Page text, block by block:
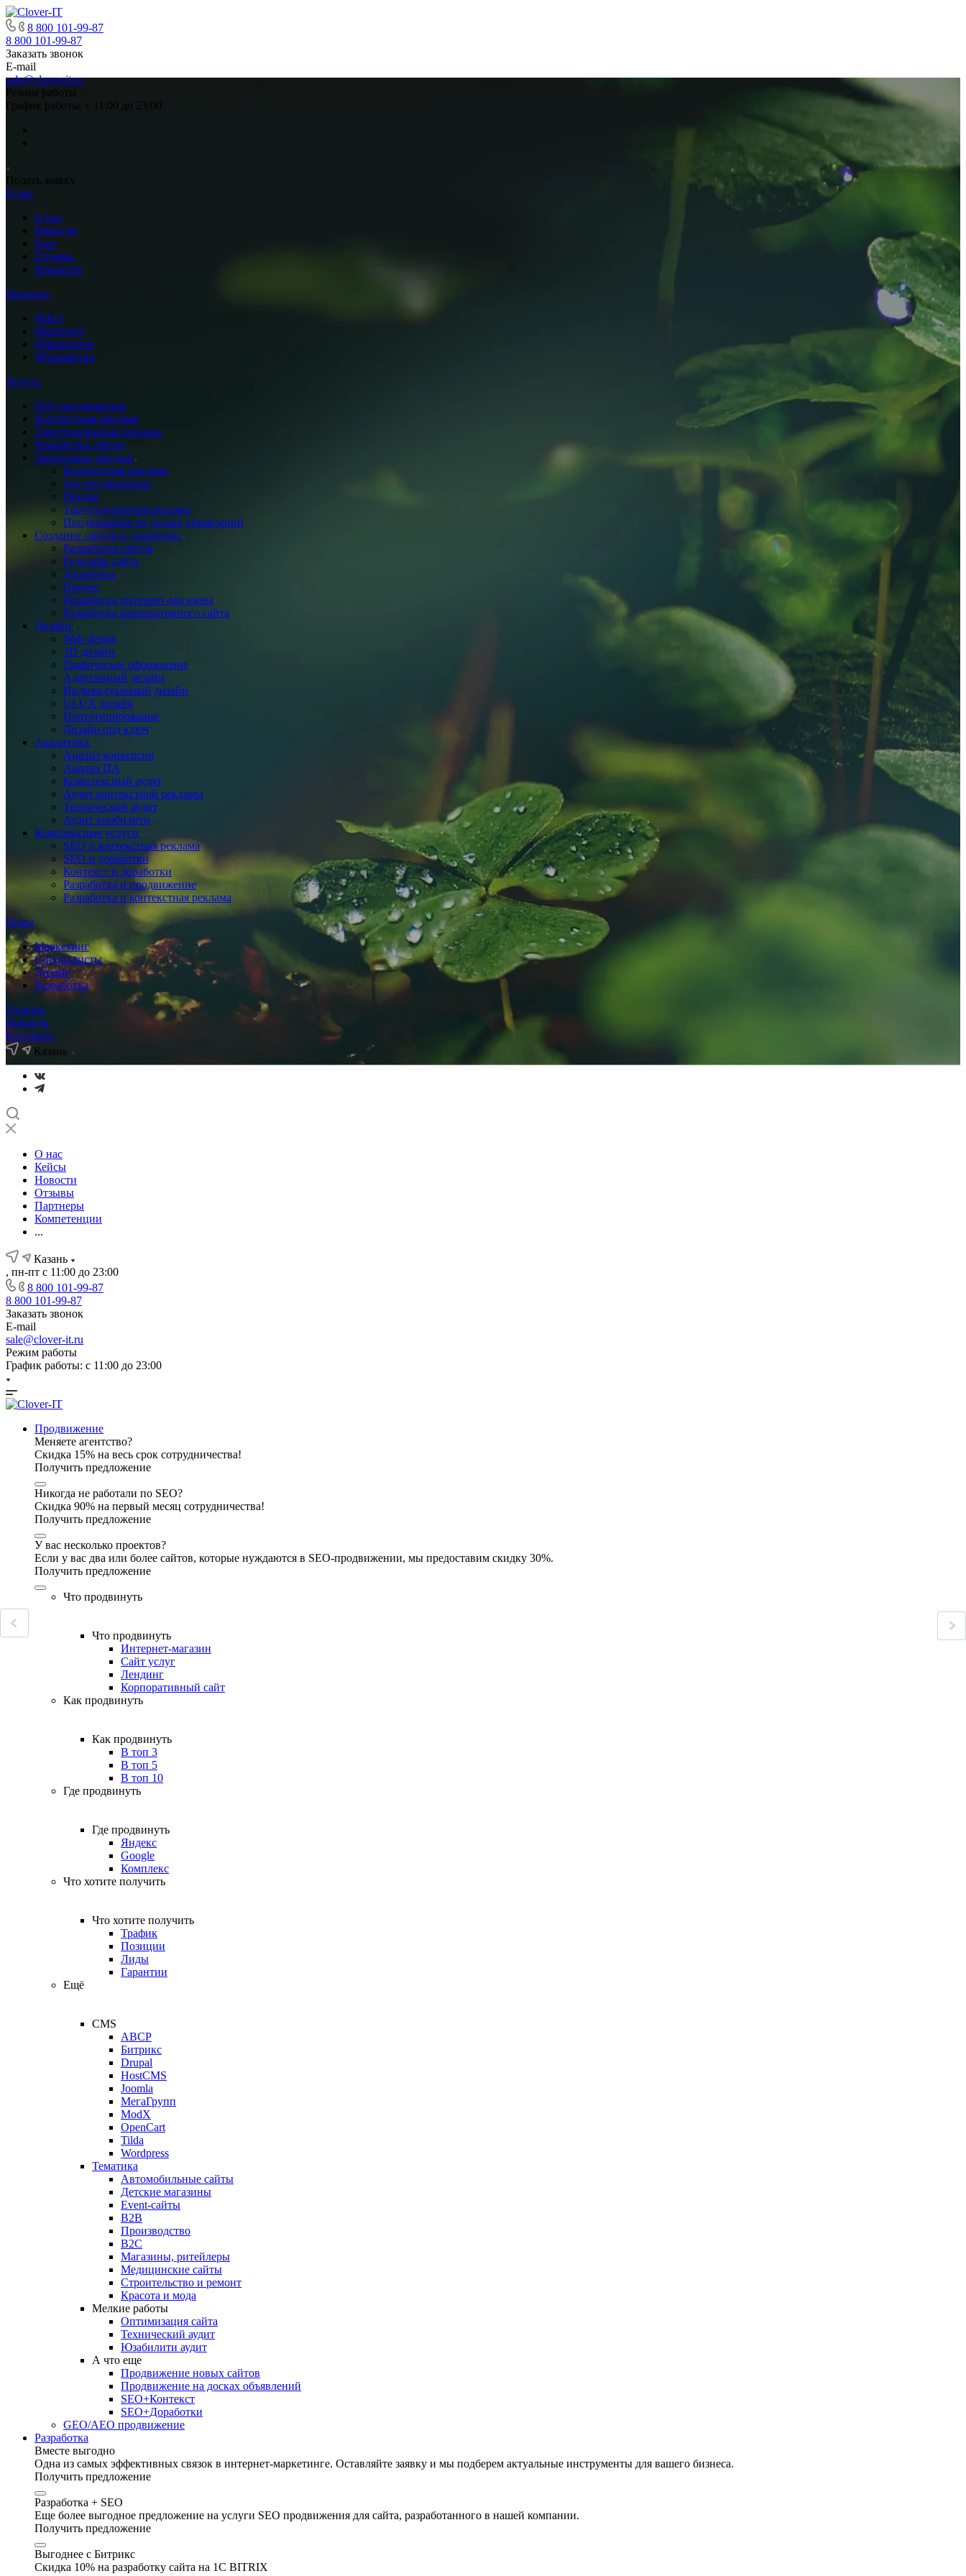
8 800 101-99-87
8 800 101-99-87
Заказать звонок
E-mail
sale@clover-it.ru
Подать заявку
О нас
О нас
Новости
Блог
Отзывы
Вакансии
Проекты
#SEO
#Контекст
#Маркетинг
#Разработка
Услуги
SEO продвижение
Контекстная реклама
Таргетированная реклама
Разработка сайтов
Увеличение продаж
Контекстная реклама
Seo-продвижение
Прочее
Таргетированная реклама
Продвижение на досках объявлений
Создание сайтов и доработки
Разработка сайтов
Редизайн сайта
Доработка
Прочее
Разработка интернет-магазина
Разработка корпоративного сайта
Дизайн
Web design
3D дизайн
Графическое оформление
Адаптивный дизайн
Индивидуальный дизайн
UI‑UX дизайн
Прототипирование
Дизайн под ключ
Аналитика
Анализ конверсии
Анализ ЦА
Комплексный аудит
Аудит контекстной рекламы
Технический аудит
Аудит юзабилити
Комплексные услуги
SEO и контекстная реклама
SEO и доработки
Контекст и доработки
Разработка и продвижение
Разработка и контекстная реклама
Цены
Маркетинг
Специалисты
Дизайн
Разработка
Отзывы
Новости
Контакты
Казань
О нас
Кейсы
Новости
Отзывы
Партнеры
Компетенции
...
Казань
, пн-пт с 11:00 до 23:00
8 800 101-99-87
8 800 101-99-87
Заказать звонок
E-mail
sale@clover-it.ru
Режим работы
График работы: с 11:00 до 23:00
Продвижение
Меняете агентство?
Скидка 15% на весь срок сотрудничества!
Получить предложение
Никогда не работали по SEO?
Скидка 90% на первый месяц сотрудничества!
Получить предложение
У вас несколько проектов?
Если у вас два или более сайтов, которые нуждаются в SEO-продвижении, мы предоставим скидку 30%.
Получить предложение
Что продвинуть
Что продвинуть
Интернет-магазин
Сайт услуг
Лендинг
Корпоративный сайт
Как продвинуть
Как продвинуть
В топ 3
В топ 5
В топ 10
Где продвинуть
Где продвинуть
Яндекс
Google
Комплекс
Что хотите получить
Что хотите получить
Трафик
Позиции
Лиды
Гарантии
Ещё
CMS
ABCP
Битрикс
Drupal
HostCMS
Joomla
МегаГрупп
ModX
OpenCart
Tilda
Wordpress
Тематика
Автомобильные сайты
Детские магазины
Event-сайты
B2B
Производство
B2C
Магазины, ритейлеры
Медицинские сайты
Строительство и ремонт
Красота и мода
Мелкие работы
Оптимизация сайта
Технический аудит
Юзабилити аудит
А что еще
Продвижение новых сайтов
Продвижение на досках объявлений
SEO+Контекст
SEO+Доработки
GEO/AEO продвижение
Разработка
Вместе выгодно
Одна из самых эффективных связок в интернет-маркетинге. Оставляйте заявку и мы подберем актуальные инструменты для вашего бизнеса.
Получить предложение
Разработка + SEO
Еще более выгодное предложение на услуги SEO продвижения для сайта, разработанного в нашей компании.
Получить предложение
Выгоднее с Битрикс
Скидка 10% на разработку сайта на 1C BITRIX